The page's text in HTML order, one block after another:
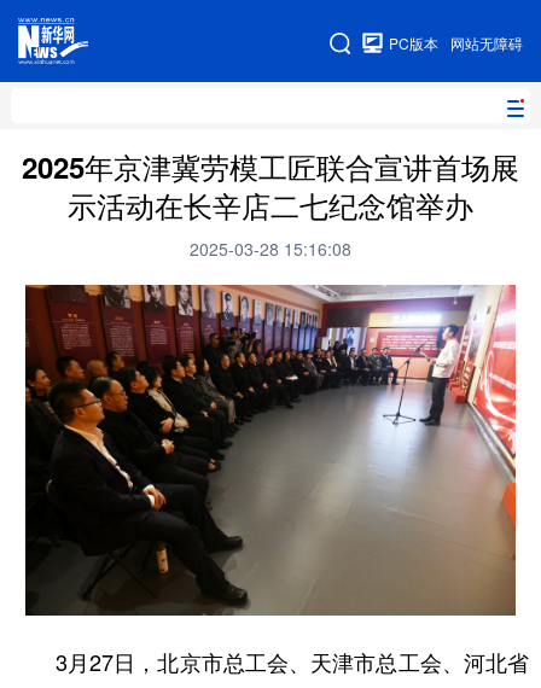
网站无障碍
PC版本
地方频道
辽宁 吉林 上海 江苏
浙江 安徽 福建 江西
山东 湖南
广西
贵州
陕西 甘肃
2025年京津冀劳模工匠联合宣讲首场展
示活动在长辛店二七纪念馆举办
2025-03-28 15:16:08
3月27日，北京市总工会、天津市总工会、河北省